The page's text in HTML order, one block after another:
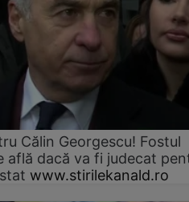
Călin Georgescu! Fostul
află dacă va fi judecat
www.stirilekanald.ro